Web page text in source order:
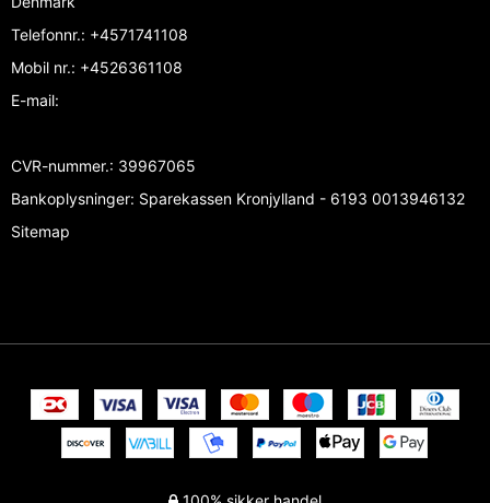
Telefonnr.: +4571741108
Mobil nr.: +4526361108
E-mail:
CVR-nummer.: 39967065
Bankoplysninger: Sparekassen Kronjylland - 6193 0013946132
Sitemap